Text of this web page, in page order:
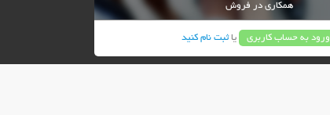
همکاری در فروش
ورود به حساب کاربری یاثبت نام کنید